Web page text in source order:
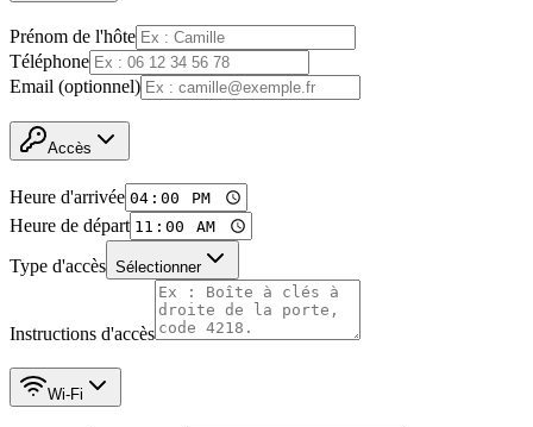
Prénom de l'hôte
Téléphone
Email (optionnel)
Accès
Heure d'arrivée
Heure de départ
Type d'accès Sélectionner
Instructions d'accès
Wi-Fi